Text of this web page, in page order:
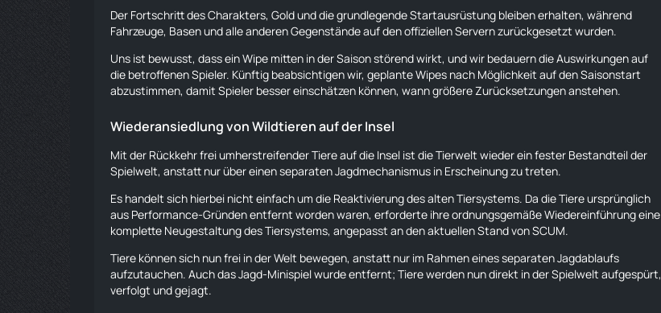
Der Fortschritt des Charakters, Gold und die grundlegende Startausrüstung bleiben erhalten, während
Fahrzeuge, Basen und alle anderen Gegenstände auf den offiziellen Servern zurückgesetzt wurden.
Uns ist bewusst, dass ein Wipe mitten in der Saison störend wirkt, und wir bedauern die Auswirkungen auf
die betroffenen Spieler. Künftig beabsichtigen wir, geplante Wipes nach Möglichkeit auf den Saisonstart
abzustimmen, damit Spieler besser einschätzen können, wann größere Zurücksetzungen anstehen.
Wiederansiedlung von Wildtieren auf der Insel
Mit der Rückkehr frei umherstreifenderTiereauf die Insel ist die Tierwelt wieder ein fester Bestandteil der
Spielwelt, anstatt nur über einen separaten Jagdmechanismus in Erscheinung zu treten.
Es handelt sich hierbei nicht einfach um die Reaktivierung des alten Tiersystems. Da dieTiereursprünglich
aus Performance-Gründen entfernt worden waren, erforderte ihre ordnungsgemäße Wiedereinführung eine
komplette Neugestaltung des Tiersystems, angepasst an den aktuellen Stand von SCUM.
Tiere können sich nun frei in der Welt bewegen, anstatt nur im Rahmen eines separaten Jagdablaufs
aufzutauchen. Auch das Jagd-Minispiel wurde entfernt;Tierewerden nun direkt in der Spielwelt aufgespürt,
verfolgt und gejagt.